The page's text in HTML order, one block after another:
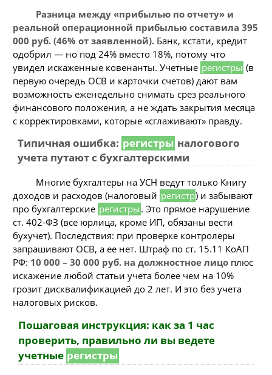
Разница между «прибылью по отчету» и
реальной операционной прибылью составила 395
000 руб. (46% от заявленной). Банк, кстати, кредит
одобрил — но под 24% вместо 18%, потому что
увидел искаженные ковенанты. Учетные регистры (в
первую очередь ОСВ и карточки счетов) дают вам
возможность еженедельно снимать срез реального
финансового положения, а не ждать закрытия месяца
с корректировками, которые «сглаживают» правду.
Типичная ошибка: регистры налогового
учета путают с бухгалтерскими
Многие бухгалтеры на УСН ведут только Книгу
доходов и расходов (налоговый регистр) и забывают
про бухгалтерские регистры. Это прямое нарушение
ст. 402-ФЗ (все юрлица, кроме ИП, обязаны вести
бухучет). Последствия: при проверке контролеры
запрашивают ОСВ, а ее нет. Штраф по ст. 15.11 КоАП
РФ: 10 000 – 30 000 руб. на должностное лицо плюс
искажение любой статьи учета более чем на 10%
грозит дисквалификацией до 2 лет. И это без учета
налоговых рисков.
Пошаговая инструкция: как за 1 час
проверить, правильно ли вы ведете
учетные регистры